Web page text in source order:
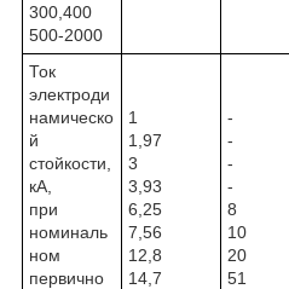
300,400
500-2000
Ток
электроди
намическо
й
стойкости,
кА,
при
номиналь
ном
первично
1
1,97
3
3,93
6,25
7,56
12,8
14,7
-
-
-
-
8
10
20
51